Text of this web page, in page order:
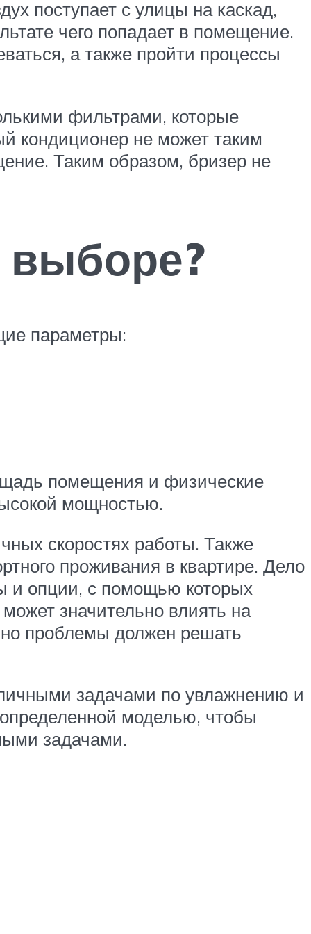
поступает с улицы на каскад,
чего попадает в помещение.
а также пройти процессы
фильтрами, которые
кондиционер не может таким
Таким образом, бризер не
выборе?
параметры:
помещения и физические
мощностью.
скоростях работы. Также
проживания в квартире. Дело
и опции, с помощью которых
значительно влиять на
проблемы должен решать
задачами по увлажнению и
моделью, чтобы
задачами.